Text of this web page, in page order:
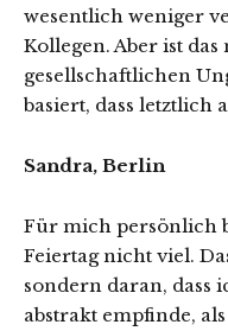
wesentlich weniger
Kollegen. Aber ist
gesellschaftlichen
basiert, dass letztlich
Sandra, Berlin
Für mich persönlich
Feiertag nicht viel.
sondern daran, dass
abstrakt empfinde,